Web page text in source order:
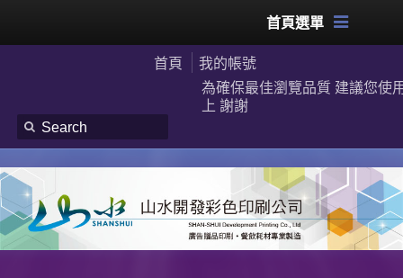
首頁選單
首頁
我的帳號
為確保最佳瀏覽品質 建議您使
上 謝謝